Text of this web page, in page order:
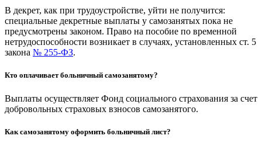
В декрет, как при трудоустройстве, уйти не получится:
специальные декретные выплаты у самозанятых пока не
предусмотрены законом. Право на пособие по временной
нетрудоспособности возникает в случаях, установленных ст. 5
закона № 255-ФЗ.
Кто оплачивает больничный самозанятому?
Выплаты осуществляет Фонд социального страхования за счет
добровольных страховых взносов самозанятого.
Как самозанятому оформить больничный лист?